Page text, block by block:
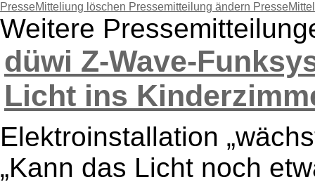
PresseMitteliung löschen Pressemitteilung ändern
Weitere
düwi Z-Wave-
Licht ins
Elektroinstallation
„Kann das Licht noch